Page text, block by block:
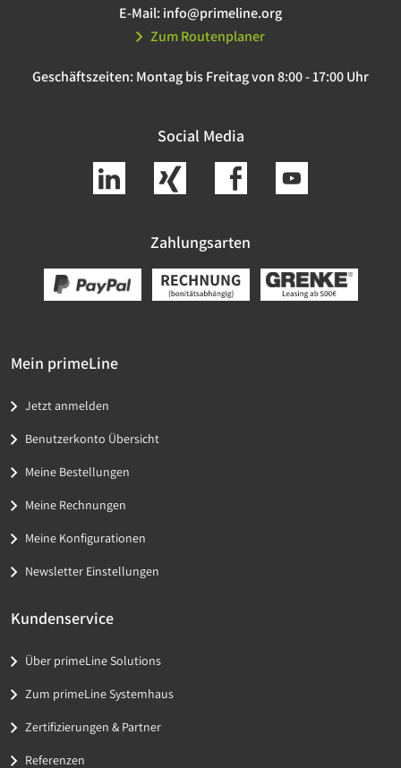
E-Mail: info@primeline.org
Zum Routenplaner
Geschäftszeiten: Montag bis Freitag von 8:00 - 17:00 Uhr
Social Media
Zahlungsarten
Mein primeLine
Jetzt anmelden
Benutzerkonto Übersicht
Meine Bestellungen
Meine Rechnungen
Meine Konfigurationen
Newsletter Einstellungen
Kundenservice
Über primeLine Solutions
Zum primeLine Systemhaus
Zertifizierungen & Partner
Referenzen